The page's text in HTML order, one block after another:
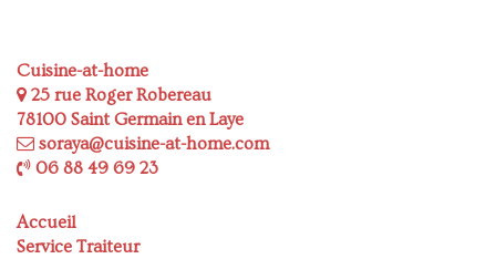
Cuisine-at-home
25 rue Roger Robereau
78100 Saint Germain en Laye
soraya@cuisine-at-home.com
06 88 49 69 23
Accueil
Service Traiteur